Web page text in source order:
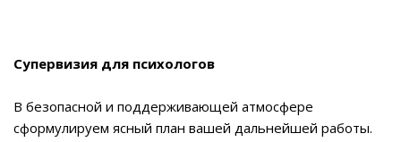
Супервизия для психологов
В безопасной и поддерживающей атмосфере
сформулируем ясный план вашей дальнейшей работы.